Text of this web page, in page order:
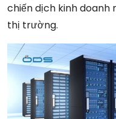
chiến dịch kinh doanh
thị trường.